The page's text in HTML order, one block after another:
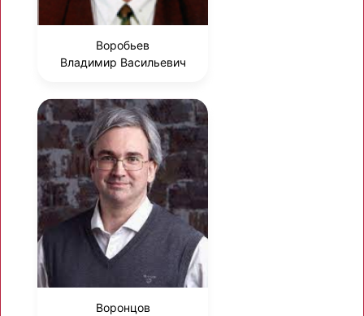
Воробьев
Владимир Васильевич
Воронцов